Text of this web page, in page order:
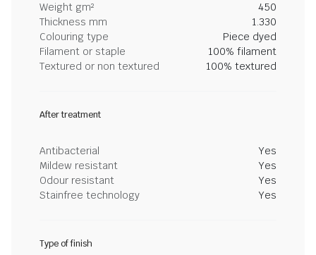
Weight gm²
450
Thickness mm
1.330
Colouring type
Piece dyed
Filament or staple
100% filament
Textured or non textured
100% textured
After treatment
Antibacterial
Yes
Mildew resistant
Yes
Odour resistant
Yes
Stainfree technology
Yes
Type of finish